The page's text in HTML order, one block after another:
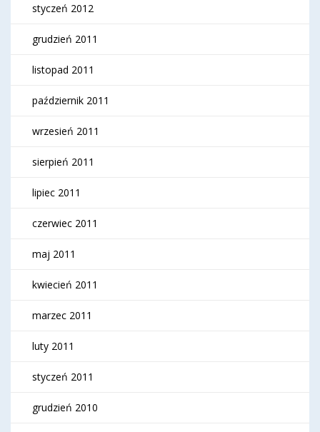
styczeń 2012
grudzień 2011
listopad 2011
październik 2011
wrzesień 2011
sierpień 2011
lipiec 2011
czerwiec 2011
maj 2011
kwiecień 2011
marzec 2011
luty 2011
styczeń 2011
grudzień 2010